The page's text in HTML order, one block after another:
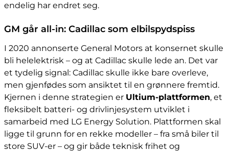
endelig har endret seg.
GM går all-in: Cadillac som elbilspydspiss
I 2020 annonserte General Motors at konsernet skulle
bli helelektrisk – og at Cadillac skulle lede an. Det var
et tydelig signal: Cadillac skulle ikke bare overleve,
men gjenfødes som ansiktet til en grønnere fremtid.
Kjernen i denne strategien er Ultium-plattformen, et
fleksibelt batteri- og drivlinjesystem utviklet i
samarbeid med LG Energy Solution. Plattformen skal
ligge til grunn for en rekke modeller – fra små biler til
store SUV-er – og gir både teknisk frihet og